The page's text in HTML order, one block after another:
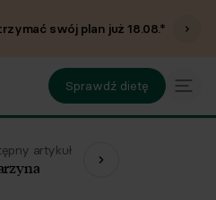
swój plan już18.08.*
Sprawdź dietę
artykuł